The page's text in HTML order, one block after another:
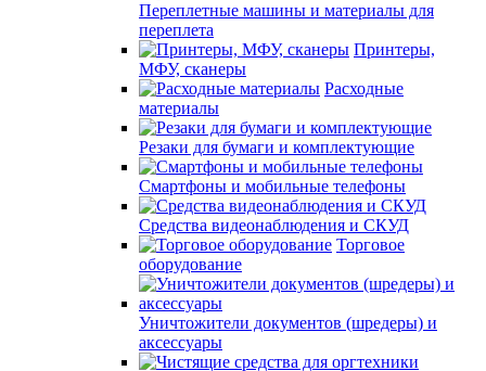
Переплетные машины и материалы для
переплета
Принтеры,
МФУ, сканеры
Расходные
материалы
Резаки для бумаги и комплектующие
Смартфоны и мобильные телефоны
Средства видеонаблюдения и СКУД
Торговое
оборудование
Уничтожители документов (шредеры) и
аксессуары